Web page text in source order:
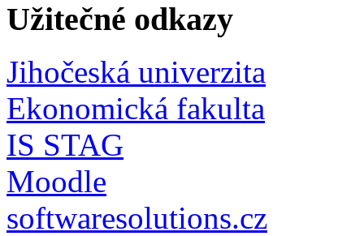
Užitečné odkazy
Jihočeská univerzita
Ekonomická fakulta
IS STAG
Moodle
softwaresolutions.cz